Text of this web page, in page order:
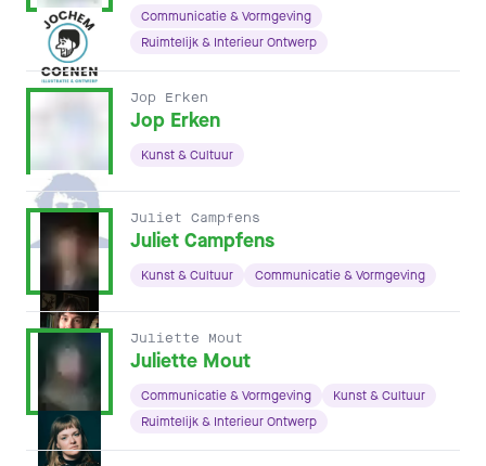
Communicatie & Vormgeving
Ruimtelijk & Interieur Ontwerp
Jop Erken
Jop Erken
Kunst & Cultuur
Juliet Campfens
Juliet Campfens
Kunst & Cultuur Communicatie & Vormgeving
Juliette Mout
Juliette Mout
Communicatie & Vormgeving
Kunst & Cultuur
Ruimtelijk & Interieur Ontwerp